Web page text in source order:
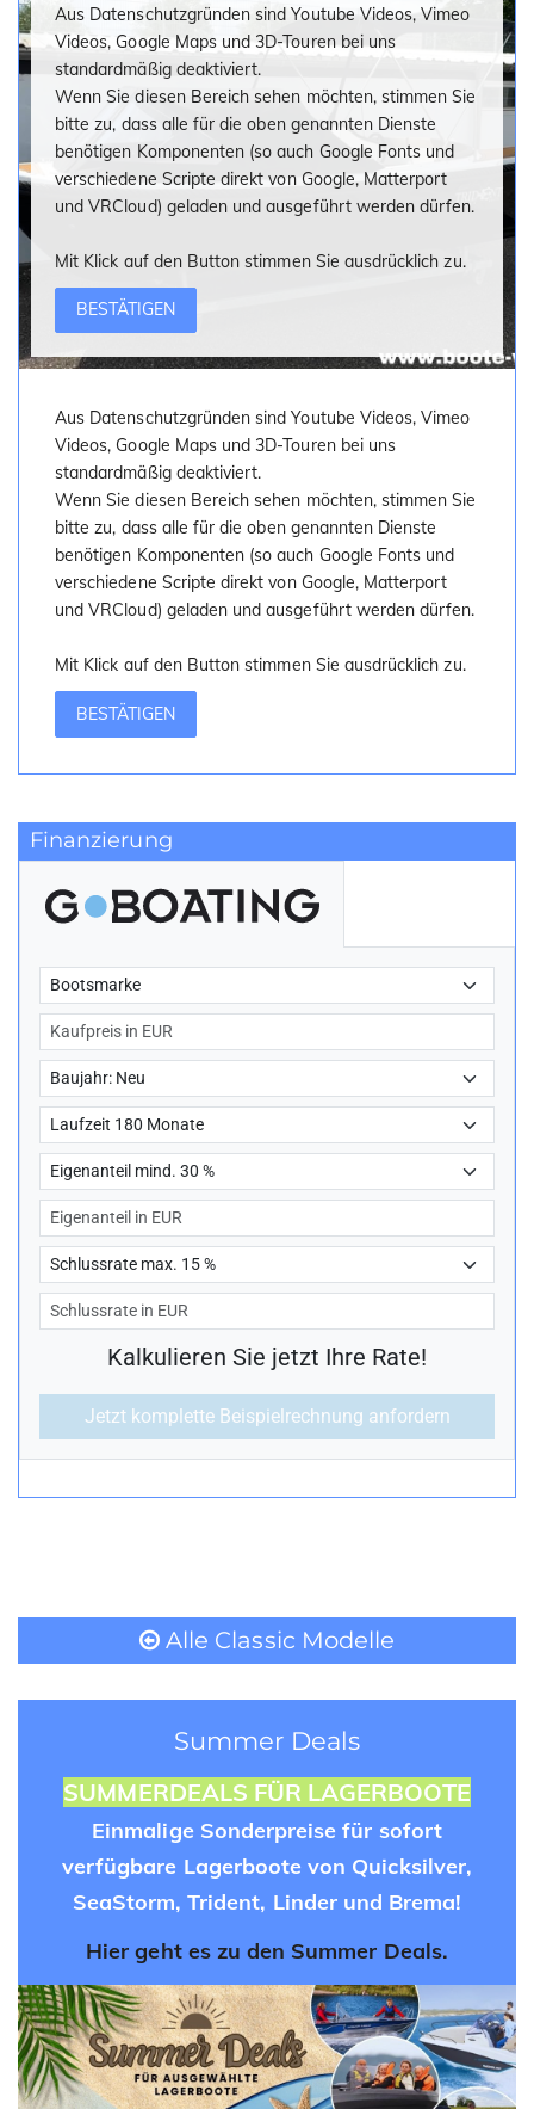
Aus Datenschutzgründen sind Youtube Videos, Vimeo
Videos, Google Maps und 3D-Touren bei uns
standardmäßig deaktiviert.
Wenn Sie diesen Bereich sehen möchten, stimmen Sie
bitte zu, dass alle für die oben genannten Dienste
benötigen Komponenten (so auch Google Fonts und
verschiedene Scripte direkt von Google, Matterport
und VRCloud) geladen und ausgeführt werden dürfen.
Mit Klick auf den Button stimmen Sie ausdrücklich zu.
BESTÄTIGEN
Aus Datenschutzgründen sind Youtube Videos, Vimeo
Videos, Google Maps und 3D-Touren bei uns
standardmäßig deaktiviert.
Wenn Sie diesen Bereich sehen möchten, stimmen Sie
bitte zu, dass alle für die oben genannten Dienste
benötigen Komponenten (so auch Google Fonts und
verschiedene Scripte direkt von Google, Matterport
und VRCloud) geladen und ausgeführt werden dürfen.
Mit Klick auf den Button stimmen Sie ausdrücklich zu.
BESTÄTIGEN
Finanzierung
Alle Classic Modelle
Summer Deals
SUMMERDEALS FÜR LAGERBOOTE
Einmalige Sonderpreise für sofort
verfügbare Lagerboote von Quicksilver,
SeaStorm, Trident, Linder und Brema!
Hier geht es zu den Summer Deals.